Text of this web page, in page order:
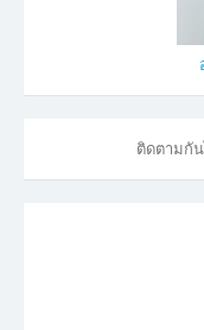
ติดตามกั